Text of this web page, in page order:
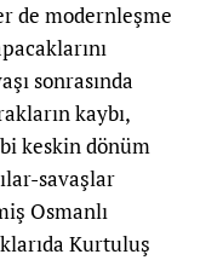
de modernleşme
sonrasında
kaybı,
keskin dönüm
savaşlar
Osmanlı
Kurtuluş